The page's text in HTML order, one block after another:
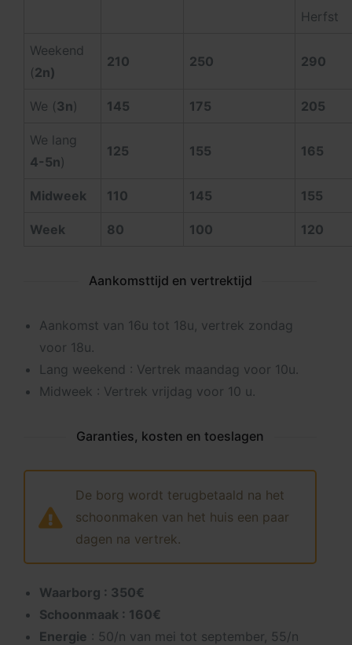
Herfst
Weekend
(2n)
210 250 290
We (3n) 145 175 205
We lang
4-5n)
125 155 165
Midweek 110 145 155
Week 80 100 120
Aankomsttijd en vertrektijd
Aankomst van 16u tot 18u, vertrek zondag
voor 18u.
Lang weekend : Vertrek maandag voor 10u.
Midweek : Vertrek vrijdag voor 10 u.
Garanties, kosten en toeslagen
De borg wordt terugbetaald na het
schoonmaken van het huis een paar
dagen na vertrek.
Waarborg : 350€
Schoonmaak : 160€
Energie : 50/n van mei tot september, 55/n